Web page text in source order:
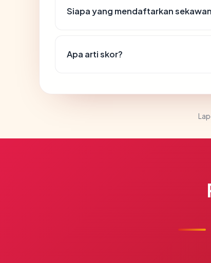
Siapa yang mendaftarkan
Apa arti skor?